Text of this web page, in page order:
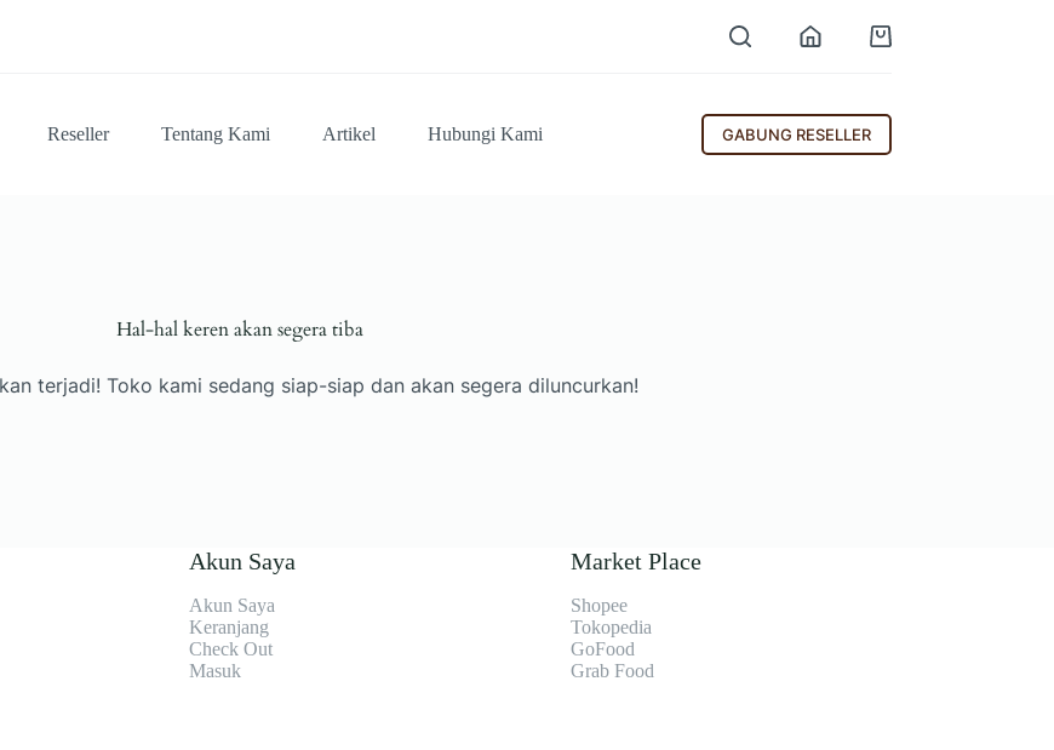
Shopping
Reseller Tentang Kami Artikel Hubungi Kami GABUNG RESELLER
Hal-hal keren akan segera tiba
terjadi! Toko kami sedang siap-siap dan akan segera diluncurkan!
Akun Saya
Akun Saya
Keranjang
Check Out
Masuk
Market Place
Shopee
Tokopedia
GoFood
Grab Food